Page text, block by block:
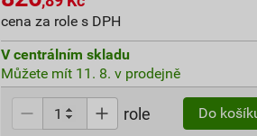
cena za role s DPH
V centrálním skladu
Můžete mít 11. 8. v prodejně
role Do